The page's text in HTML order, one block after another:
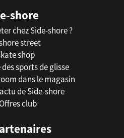
shore
chez Side-shore ?
street
shop
sports de glisse
dans le magasin
de Side-shore
club